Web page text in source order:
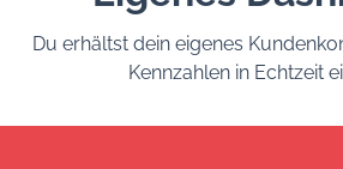
Du erhältst dein eigenes
Kennzahlen in Echtzeit